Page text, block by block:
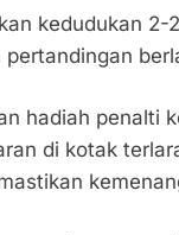
kedudukan 2-
hadiah penalti
di kotak